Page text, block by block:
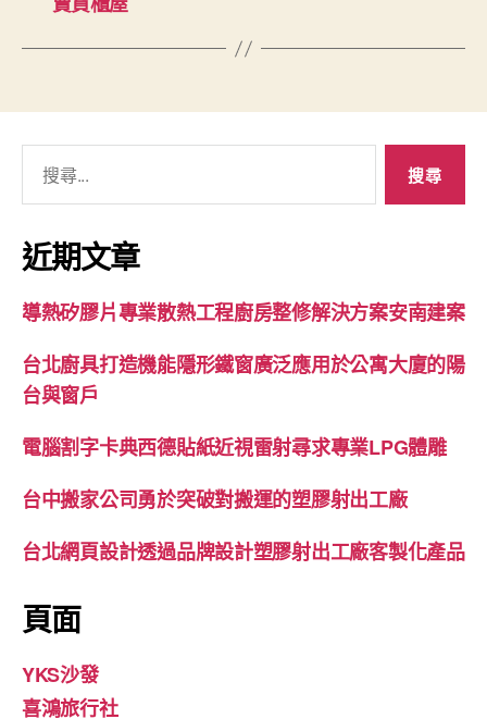
關
鍵
字:
近期文章
導熱矽膠片專業散熱工程廚房整修解決方案安南建案
台北廚具打造機能隱形鐵窗廣泛應用於公寓大廈的陽
台與窗戶
電腦割字卡典西德貼紙近視雷射尋求專業LPG體雕
台中搬家公司勇於突破對搬運的塑膠射出工廠
台北網頁設計透過品牌設計塑膠射出工廠客製化產品
頁面
YKS沙發
喜鴻旅行社